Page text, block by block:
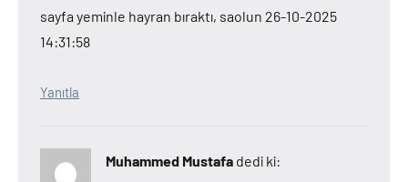
sayfa yeminle hayran bıraktı, saolun 26-10-2025
14:31:58
Yanıtla
Muhammed Mustafa dedi ki: